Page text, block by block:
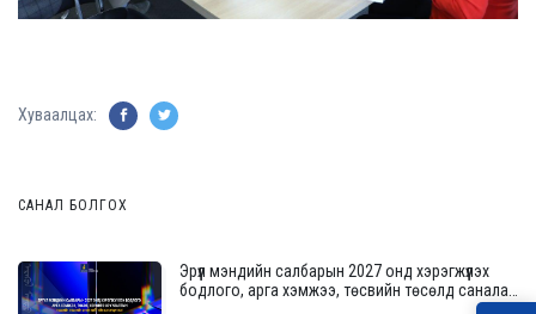
Хуваалцах:
САНАЛ БОЛГОХ
Эрүүл мэндийн салбарын 2027 онд хэрэгжүүлэх
бодлого, арга хэмжээ, төсвийн төсөлд саналаа